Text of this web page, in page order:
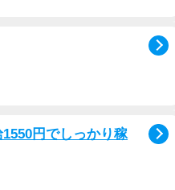
円でしっかり稼